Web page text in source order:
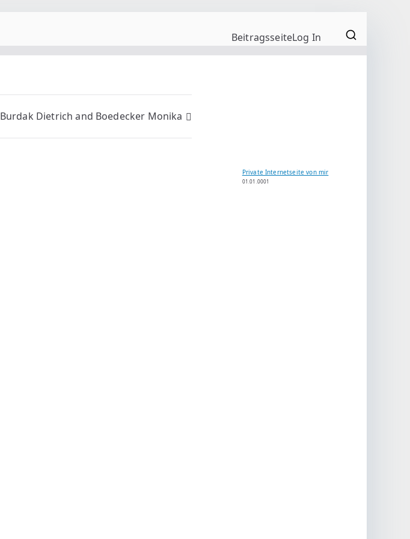
BeitragsseiteLog In
Burdak Dietrich and Boedecker Monika
Private Internetseite von mir
01.01.0001